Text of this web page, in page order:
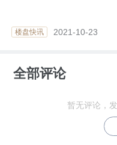
楼盘快讯 2021-10-23
全部评论
暂无评论，